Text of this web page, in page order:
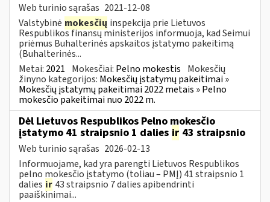
Web turinio sąrašas 2021-12-08
Valstybinė mokesčių inspekcija prie Lietuvos
Respublikos finansų ministerijos informuoja, kad Seimui
priėmus Buhalterinės apskaitos įstatymo pakeitimą
(Buhalterinės...
Metai: 2021 Mokesčiai: Pelno mokestis Mokesčių
žinyno kategorijos: Mokesčių įstatymų pakeitimai »
Mokesčių įstatymų pakeitimai 2022 metais » Pelno
mokesčio pakeitimai nuo 2022 m.
Dėl Lietuvos Respublikos Pelno mokesčio
įstatymo 41 straipsnio 1 dalies ir 43 straipsnio
Web turinio sąrašas 2026-02-13
Informuojame, kad yra parengti Lietuvos Respublikos
pelno mokesčio įstatymo (toliau – PMĮ) 41 straipsnio 1
dalies ir 43 straipsnio 7 dalies apibendrinti
paaiškinimai...